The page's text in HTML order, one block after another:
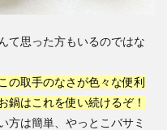
て思った方もいるのではな
この取手のなさが色々な便利
鍋はこれを使い続けるぞ！
方は簡単、やっとこバサミ